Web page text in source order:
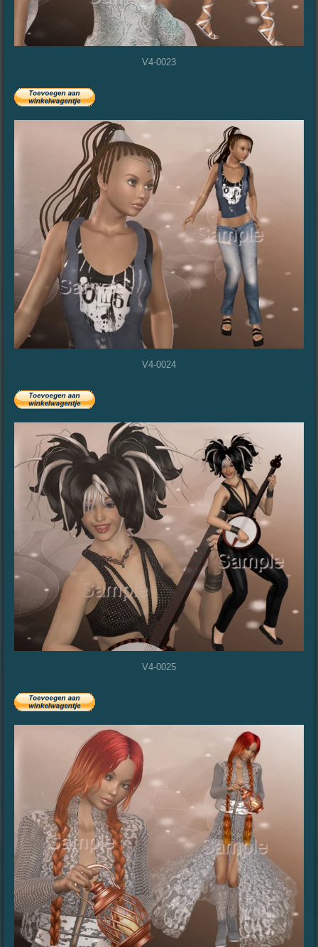
V4-0023
V4-0024
V4-0025